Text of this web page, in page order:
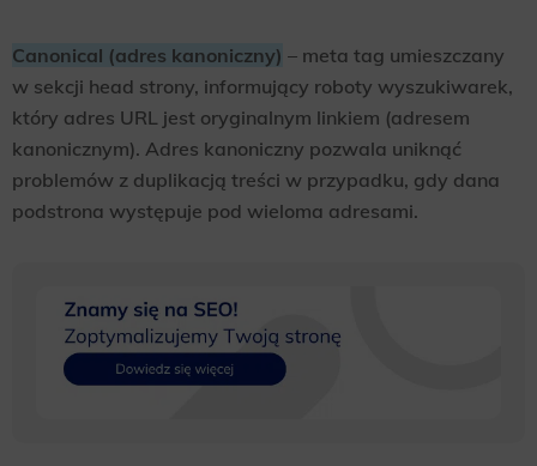
Canonical (adres kanoniczny) – meta tag umieszczany
w sekcji head strony, informujący roboty wyszukiwarek,
który adres URL jest oryginalnym linkiem (adresem
kanonicznym). Adres kanoniczny pozwala uniknąć
problemów z duplikacją treści w przypadku, gdy dana
podstrona występuje pod wieloma adresami.